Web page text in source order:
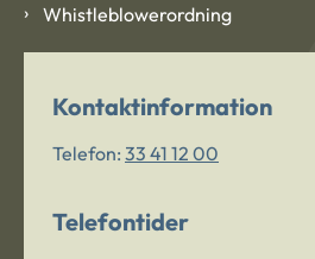
Whistleblowerordning
Kontaktinformation
Telefon: 33 41 12 00
Telefontider